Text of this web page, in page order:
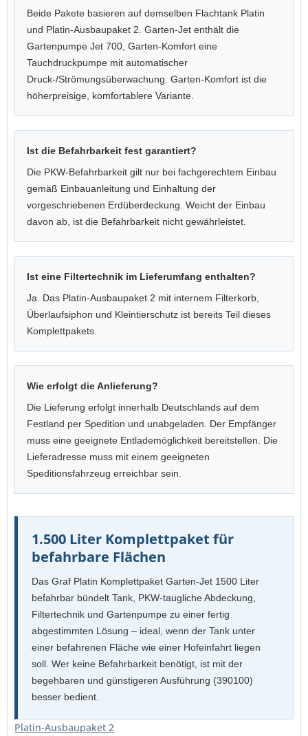
Beide Pakete basieren auf demselben Flachtank Platin
und Platin-Ausbaupaket 2. Garten-Jet enthält die
Gartenpumpe Jet 700, Garten-Komfort eine
Tauchdruckpumpe mit automatischer
Druck-/Strömungsüberwachung. Garten-Komfort ist die
höherpreisige, komfortablere Variante.
Ist die Befahrbarkeit fest garantiert?
Die PKW-Befahrbarkeit gilt nur bei fachgerechtem Einbau
gemäß Einbauanleitung und Einhaltung der
vorgeschriebenen Erdüberdeckung. Weicht der Einbau
davon ab, ist die Befahrbarkeit nicht gewährleistet.
Ist eine Filtertechnik im Lieferumfang enthalten?
Ja. Das Platin-Ausbaupaket 2 mit internem Filterkorb,
Überlaufsiphon und Kleintierschutz ist bereits Teil dieses
Komplettpakets.
Wie erfolgt die Anlieferung?
Die Lieferung erfolgt innerhalb Deutschlands auf dem
Festland per Spedition und unabgeladen. Der Empfänger
muss eine geeignete Entlademöglichkeit bereitstellen. Die
Lieferadresse muss mit einem geeigneten
Speditionsfahrzeug erreichbar sein.
1.500 Liter Komplettpaket für
befahrbare Flächen
Das Graf Platin Komplettpaket Garten-Jet 1500 Liter
befahrbar bündelt Tank, PKW-taugliche Abdeckung,
Filtertechnik und Gartenpumpe zu einer fertig
abgestimmten Lösung – ideal, wenn der Tank unter
einer befahrenen Fläche wie einer Hofeinfahrt liegen
soll. Wer keine Befahrbarkeit benötigt, ist mit der
begehbaren und günstigeren Ausführung (390100)
besser bedient.
Platin-Ausbaupaket 2